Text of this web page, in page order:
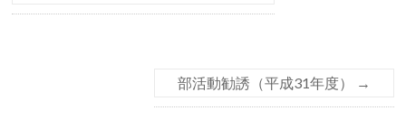
部活動勧誘（平成31年度） →